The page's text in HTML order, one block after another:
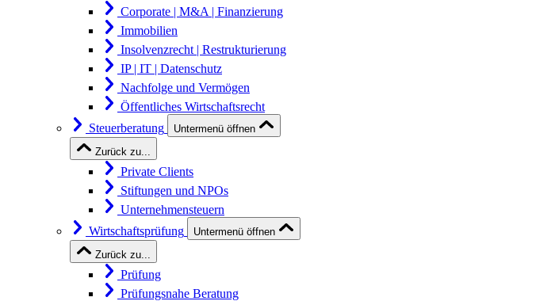
Corporate | M&A | Finanzierung
Immobilien
Insolvenzrecht | Restrukturierung
IP | IT | Datenschutz
Nachfolge und Vermögen
Öffentliches Wirtschaftsrecht
Steuerberatung
Untermenü öffnen
Zurück zu...
Private Clients
Stiftungen und NPOs
Unternehmensteuern
Wirtschaftsprüfung
Untermenü öffnen
Zurück zu...
Prüfung
Prüfungsnahe Beratung